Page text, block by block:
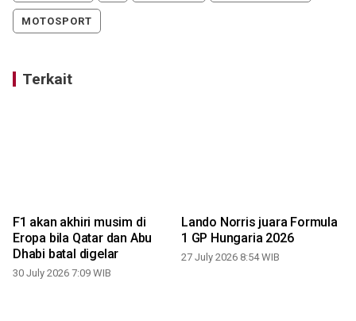
MOTOSPORT
Terkait
F1 akan akhiri musim di
Eropa bila Qatar dan Abu
Dhabi batal digelar
30 July 2026 7:09 WIB
Lando Norris juara Formula
1 GP Hungaria 2026
27 July 2026 8:54 WIB